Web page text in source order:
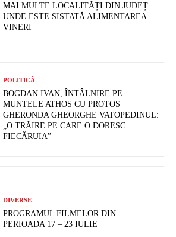
MAI MULTE LOCALITĂȚI DIN JUDEȚ.
UNDE ESTE SISTATĂ ALIMENTAREA
VINERI
POLITICĂ
BOGDAN IVAN, ÎNTÂLNIRE PE
MUNTELE ATHOS CU PROTOS
GHERONDA GHEORGHE VATOPEDINUL:
„O TRĂIRE PE CARE O DORESC
FIECĂRUIA”
DIVERSE
PROGRAMUL FILMELOR DIN
PERIOADA 17 – 23 IULIE